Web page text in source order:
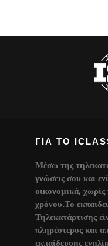
ΓΙΑ ΤΟ
Μέσω της
γνώσεις σου και
οικονομικά,
χρόνου.Το
Τηλεκατάρτισης
πληρέστερος και
εκπαίδευσης